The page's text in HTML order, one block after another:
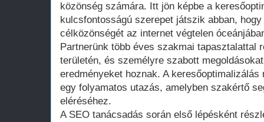
közönség számára. Itt jön képbe a
kulcsfontosságú szerepet játszik abban,
célközönségét az internet végtelen
Partnerünk több éves szakmai tapasztalattal
területén, és személyre szabott
eredményeket hoznak. A
egy folyamatos utazás, amelyben szakértő
eléréséhez.
A SEO tanácsadás során első lépésként